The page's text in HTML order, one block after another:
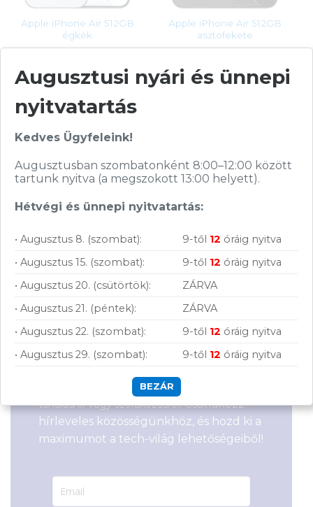
Apple iPhone Air 512GB
égkék
511 900Ft
KOSÁRBA
Rendelésre
Összevet
KOSÁRBA
Apple iPhone Air
6,5″ Super Retina XDR OLED
120Hz érintőkijelző (2736 x
kamera: 48Mpix; Hátlapi
kamera: 12Mpix
Cikkszám:
MG2V4HX/A
Apple iOS
Gyártó:
Garanciaidő:36 hónap
Azonosító: 54071
511 900Ft
Apple iPhone Air 512GB
asztofekete
511 900Ft
KOSÁRBA
Apple iPhone Air
6,5″ Super Retina XDR OLED
120Hz érintőkijelző (2736 x
kamera: 48Mpix; Hátlapi
Cikkszám: MG2Q4HX/A
Kategória:
Garanciaidő:
Azonosító: 54068
511 900Ft
Feliratkozás hírlevélre
megoldásokat, legyen szó munkáról,
tanulásról vagy szórakozásról!Csatlakozz
hírleveles közösségünkhöz, és hozd ki a
maximumot a tech-világ lehetőségeiből!
Augusztusi nyári és ünnepi
nyitvatartás
Kedves Ügyfeleink!
Augusztusban szombatonként 8:00–12:00 között
tartunk nyitva (a megszokott 13:00 helyett).
Hétvégi és ünnepi nyitvatartás:
• Augusztus 8. (szombat): 9-től 12 óráig nyitva
• Augusztus 15. (szombat):
9-től 12 óráig nyitva
• Augusztus 20. (csütörtök):
ZÁRVA
• Augusztus 21. (péntek):
ZÁRVA
• Augusztus 22. (szombat):
9-től 12 óráig nyitva
• Augusztus 29. (szombat):
9-től 12 óráig nyitva
BEZÁR